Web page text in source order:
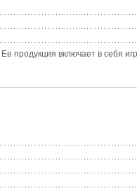
включает в себя